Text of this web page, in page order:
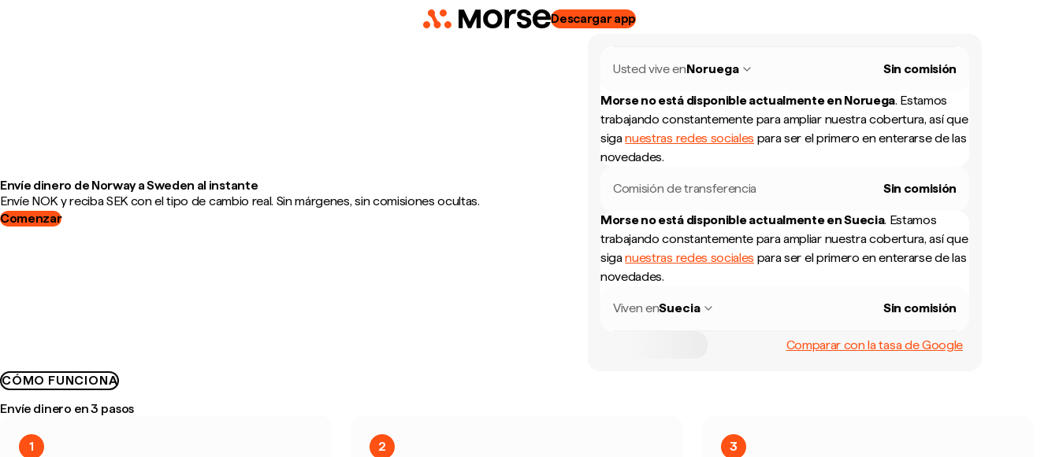
Descargar app
Envíe dinero de Norway a Sweden al instante
Envíe NOK y reciba SEK con el tipo de cambio real. Sin márgenes, sin comisiones ocultas.
Comenzar
Usted vive enNoruega Sin comisión
Morse no está disponible actualmente en Noruega. Estamos
trabajando constantemente para ampliar nuestra cobertura, así que
siganuestras redes sociales para ser el primero en enterarse de las
novedades.
Comisión de transferencia Sin comisión
Morse no está disponible actualmente enSuecia. Estamos
trabajando constantemente para ampliar nuestra cobertura, así que
siganuestras redes sociales para ser el primero en enterarse de las
novedades.
Viven enSuecia Sin comisión
Comparar con la tasa de Google
CÓMO FUNCIONA
Envíe dinero en 3 pasos
1
2
3